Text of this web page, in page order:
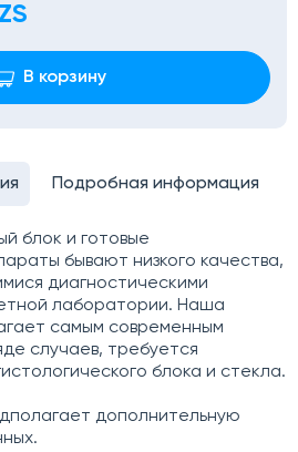
Подробная информация
блок и готовые
бывают низкого качества,
диагностическими
лаборатории. Наша
самым современным
случаев, требуется
блока и стекла.
дополнительную
В корзину